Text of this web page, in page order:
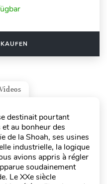
destinait pourtant
au bonheur des
de la Shoah, ses usines
industrielle, la logique
avions appris à régler
soudainement
Le XXe siècle